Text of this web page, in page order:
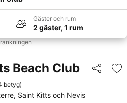
Gäster och rum
2 gäster, 1 rum
Beach Club Dela
betyg)
Saint Kitts och Nevis